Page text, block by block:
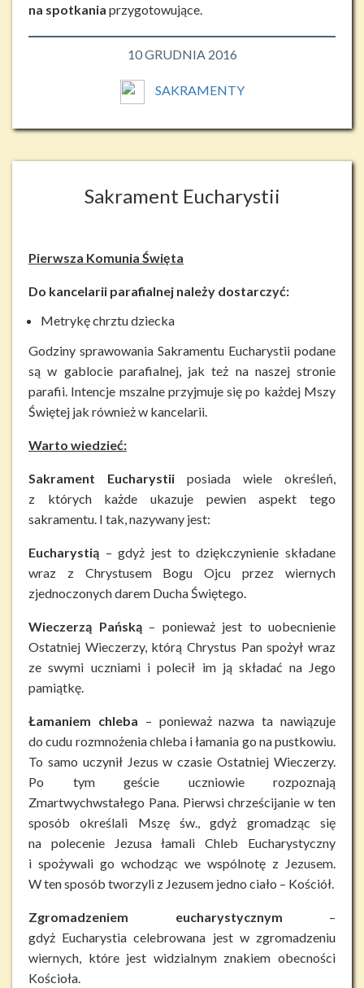
na spotkania przygotowujące.
10 GRUDNIA 2016
SAKRAMENTY
Sakrament Eucharystii
Pierwsza Komunia Święta
Do kancelarii parafialnej należy dostarczyć:
Metrykę chrztu dziecka
Godziny sprawowania Sakramentu Eucharystii podane
są w gablocie parafialnej, jak też na naszej stronie
parafii. Intencje mszalne przyjmuje się po każdej Mszy
Świętej jak również w kancelarii.
Warto wiedzieć:
Sakrament Eucharystii posiada wiele określeń,
z których każde ukazuje pewien aspekt tego
sakramentu. I tak, nazywany jest:
Eucharystią – gdyż jest to dziękczynienie składane
wraz z Chrystusem Bogu Ojcu przez wiernych
zjednoczonych darem Ducha Świętego.
Wieczerzą Pańską– ponieważ jest to uobecnienie
Ostatniej Wieczerzy, którą Chrystus Pan spożył wraz
ze swymi uczniami i polecił im ją składać na Jego
pamiątkę.
Łamaniem chleba – ponieważ nazwa ta nawiązuje
do cudu rozmnożenia chleba i łamania go na pustkowiu.
To samo uczynił Jezus w czasie Ostatniej Wieczerzy.
Po tym geście uczniowie rozpoznają
Zmartwychwstałego Pana. Pierwsi chrześcijanie w ten
sposób określali Mszę św., gdyż gromadząc się
na polecenie Jezusa łamali Chleb Eucharystyczny
i spożywali go wchodząc we wspólnotę z Jezusem.
W ten sposób tworzyli z Jezusem jedno ciało – Kościół.
Zgromadzeniem eucharystycznym –
gdyż Eucharystia celebrowana jest w zgromadzeniu
wiernych, które jest widzialnym znakiem obecności
Kościoła.